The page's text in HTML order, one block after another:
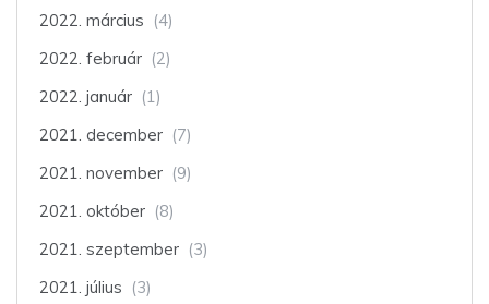
2022. március (4)
2022. február (2)
2022. január (1)
2021. december (7)
2021. november (9)
2021. október (8)
2021. szeptember (3)
2021. július (3)